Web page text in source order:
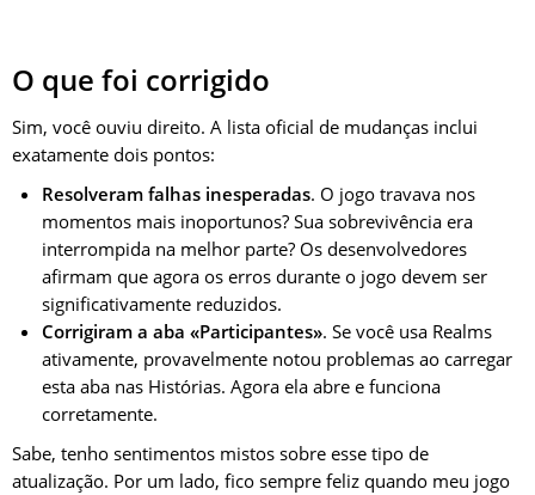
O que foi corrigido
Sim, você ouviu direito. A lista oficial de mudanças inclui
exatamente dois pontos:
Resolveram falhas inesperadas. O jogo travava nos
momentos mais inoportunos? Sua sobrevivência era
interrompida na melhor parte? Os desenvolvedores
afirmam que agora os erros durante o jogo devem ser
significativamente reduzidos.
Corrigiram a aba «Participantes». Se você usa Realms
ativamente, provavelmente notou problemas ao carregar
esta aba nas Histórias. Agora ela abre e funciona
corretamente.
Sabe, tenho sentimentos mistos sobre esse tipo de
atualização. Por um lado, fico sempre feliz quando meu jogo